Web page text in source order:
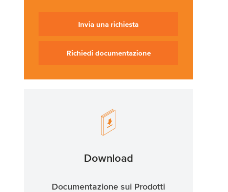
Invia una richiesta
Richiedi documentazione
Download
Documentazione sui Prodotti